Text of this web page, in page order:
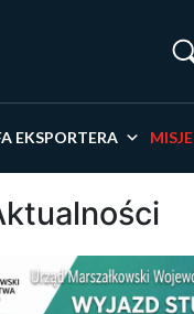
EKSPORTERA MISJE